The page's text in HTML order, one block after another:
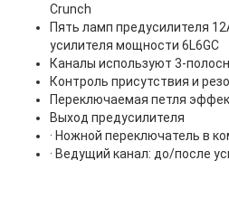
Crunch
Пять ламп предусилителя
усилителя мощности 6L6GC
Каналы используют 3-
Контроль присутствия и
Переключаемая петля
Выход предусилителя
· Ножной переключатель в
· Ведущий канал: до/после